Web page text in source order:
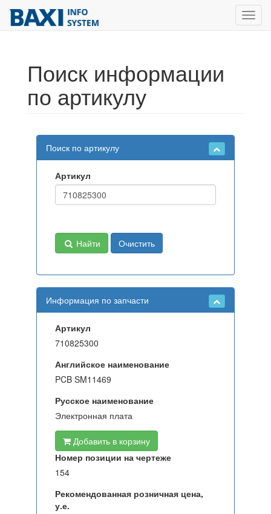
Поиск информации
по артикулу
Поиск по артикулу
Артикул
Найти Очистить
Информация по запчасти
Артикул
710825300
Английское наименование
PCB SM11469
Русское наименование
Электронная плата
Добавить в корзину
Номер позиции на чертеже
154
Рекомендованная розничная цена,
у.е.